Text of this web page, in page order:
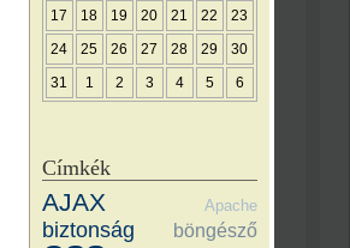
17 18 19 20 21 22 23
24 25 26 27 28 29 30
31 1 2 3 4 5 6
Címkék
AJAX Apache
biztonság böngésző